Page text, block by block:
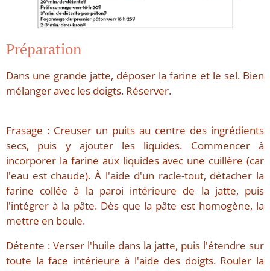
Préparation
Dans une grande jatte, déposer la farine et le sel. Bien
mélanger avec les doigts. Réserver.
Frasage : Creuser un puits au centre des ingrédients
secs, puis y ajouter les liquides. Commencer à
incorporer la farine aux liquides avec une cuillère (car
l'eau est chaude). À l'aide d'un racle-tout, détacher la
farine collée à la paroi intérieure de la jatte, puis
l'intégrer à la pâte. Dès que la pâte est homogène, la
mettre en boule.
Détente : Verser l'huile dans la jatte, puis l'étendre sur
toute la face intérieure à l'aide des doigts. Rouler la